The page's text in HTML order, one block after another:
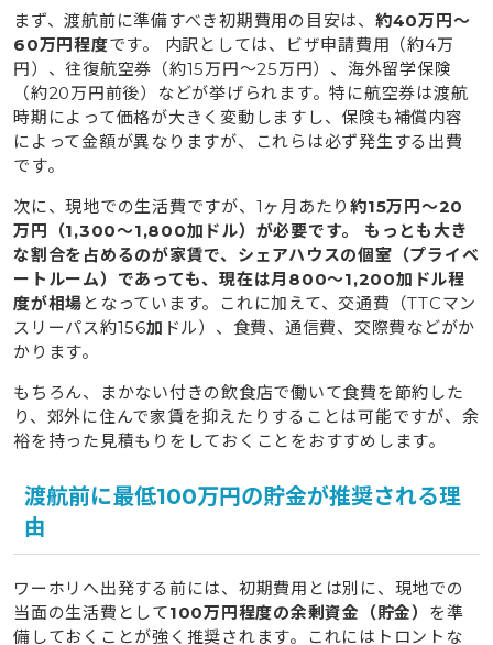
まず、渡航前に準備すべき初期費用の目安は、 約40万円〜
60万円程度です。 内訳としては、ビザ申請費用（約4万
円）、往復航空券（約15万円〜25万円）、海外留学保険
（約20万円前後）などが挙げられます。特に航空券は渡航
時期によって価格が大きく変動しますし、保険も補償内容
によって金額が異なりますが、これらは必ず発生する出費
です。
次に、現地での生活費ですが、1ヶ月あたり 約15万円〜20
万円（1,300〜1,800加ドル）が必要です。 もっとも大き
な割合を占めるのが家賃で、シェアハウスの個室（プライベ
ートルーム）であっても、現在は月800〜1,200加ドル程
度が相場 となっています。これに加えて、交通費（TTCマン
スリーパス約156加 ドル）、食費、通信費、交際費などがか
かります。
もちろん、まかない付きの飲食店で働いて食費を節約した
り、郊外に住んで家賃を抑えたりすることは可能ですが、余
裕を持った見積もりをしておくことをおすすめします。
渡航前に最低100万円の貯金が推奨される理
由
ワーホリへ出発する前には、初期費用とは別に、現地での
当面の生活費として100万円程度の余剰資金（貯金） を準
備しておくことが強く推奨されます。これにはトロントな